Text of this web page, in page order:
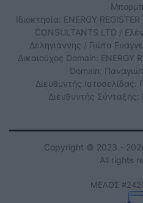
Ιδιοκτησία: ENERGY
CONSULTANTS LTD /
Δεληγιάννης / Γιώτα
Δικαιούχος Domain: ENERGY
Domain:
Διευθυντής
Διευθυντής Σύνταξης:
Copyright © 2023 -
All rights
ΜΕΛΟΣ